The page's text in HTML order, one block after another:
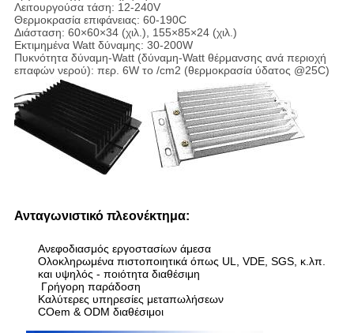
Λειτουργούσα τάση: 12-240V
Θερμοκρασία επιφάνειας: 60-190C
Διάσταση: 60×60×34 (χιλ.), 155×85×24 (χιλ.)
Εκτιμημένα Watt δύναμης: 30-200W
Πυκνότητα δύναμη-Watt (δύναμη-Watt θέρμανσης ανά περιοχή
επαφών νερού): περ. 6W το /cm2 (θερμοκρασία ύδατος @25C)
Ανταγωνιστικό πλεονέκτημα:
Ανεφοδιασμός εργοστασίων άμεσα
Ολοκληρωμένα πιστοποιητικά όπως UL, VDE, SGS, κ.λπ.
και υψηλός - ποιότητα διαθέσιμη
Γρήγορη παράδοση
Καλύτερες υπηρεσίες μεταπωλήσεων
COem & ODM διαθέσιμοι